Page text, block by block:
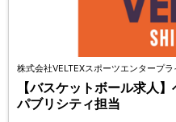
株式会社VELTEXスポーツエンタープラ
【バスケットボール求人
パブリシティ担当